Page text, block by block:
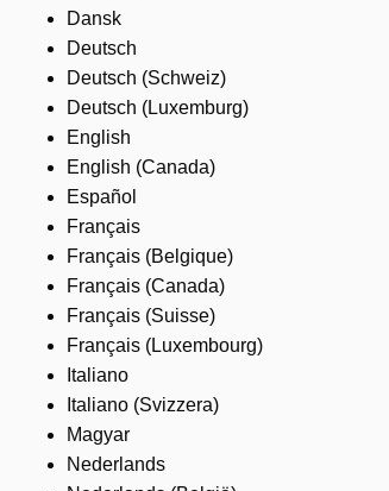
Dansk
Deutsch
Deutsch (Schweiz)
Deutsch (Luxemburg)
English
English (Canada)
Español
Français
Français (Belgique)
Français (Canada)
Français (Suisse)
Français (Luxembourg)
Italiano
Italiano (Svizzera)
Magyar
Nederlands